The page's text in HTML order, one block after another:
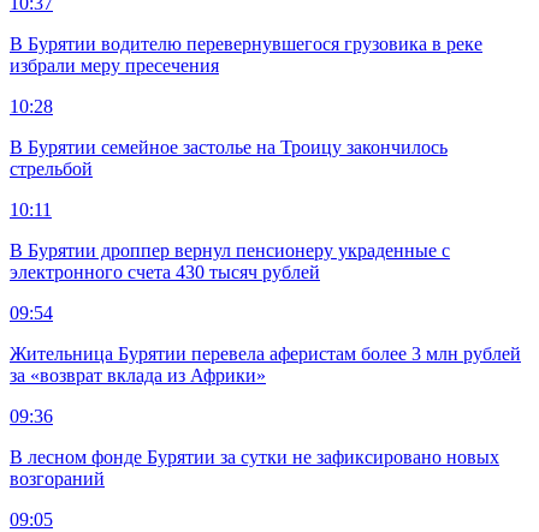
В Бурятии водителю перевернувшегося грузовика в реке
избрали меру пресечения
10:28
В Бурятии семейное застолье на Троицу закончилось
стрельбой
10:11
В Бурятии дроппер вернул пенсионеру украденные с
электронного счета 430 тысяч рублей
09:54
Жительница Бурятии перевела аферистам более 3 млн рублей
за «возврат вклада из Африки»
09:36
В лесном фонде Бурятии за сутки не зафиксировано новых
возгораний
09:05